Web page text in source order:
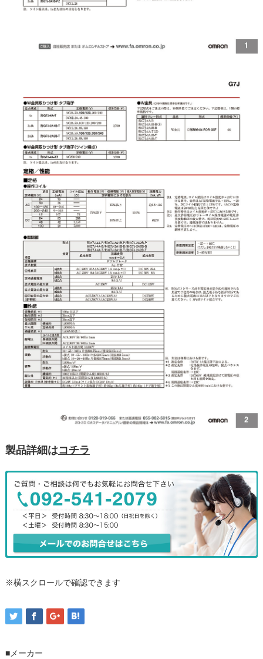
製品詳細はコチラ
※横スクロールで確認できます
■メーカー